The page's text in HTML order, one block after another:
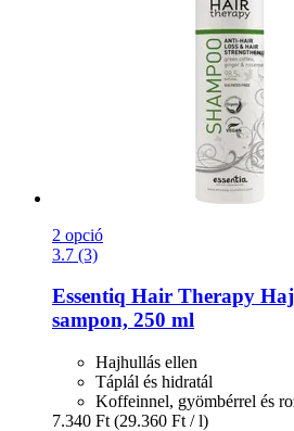
2 opció
3.7 (3)
Essentiq Hair Therapy
sampon, 250 ml
Hajhullás ellen
Táplál és hidratál
Koffeinnel, gyömbérrel és
7.340 Ft (29.360 Ft / l)